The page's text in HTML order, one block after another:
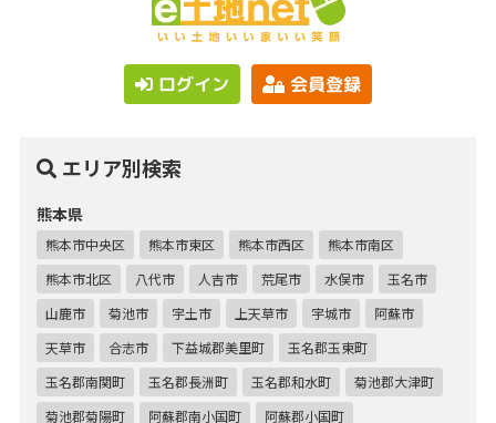
ログイン 会員登録
エリア別検索
熊本県
熊本市中央区 熊本市東区 熊本市西区
熊本市南区
熊本市北区
八代市 人吉市 荒尾市 水俣市
玉名市
山鹿市
菊池市 宇土市 上天草市 宇城市
阿蘇市
天草市
合志市 下益城郡美里町
玉名郡玉東町
玉名郡南関町
玉名郡長洲町 玉名郡和水町
菊池郡大津町
菊池郡菊陽町
阿蘇郡南小国町 阿蘇郡小国町